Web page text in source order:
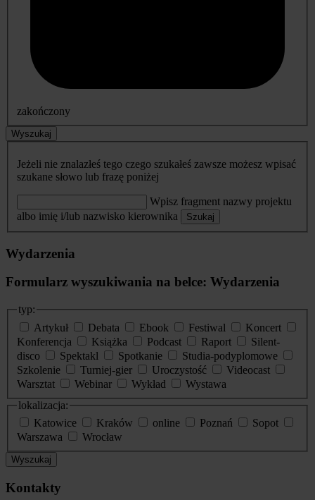
zakończony
Wyszukaj
Jeżeli nie znalazłeś tego czego szukałeś zawsze możesz wpisać
szukane słowo lub frazę poniżej
Wpisz fragment nazwy projektu
albo imię i/lub nazwisko kierownika
Szukaj
Wydarzenia
Formularz wyszukiwania na belce: Wydarzenia
typ:
Artykuł
Debata Ebook Festiwal
Koncert
Konferencja
Książka Podcast Raport
Silent-
disco
Spektakl Spotkanie
Studia-podyplomowe
Szkolenie
Turniej-gier Uroczystość
Videocast
Warsztat
Webinar Wykład
Wystawa
lokalizacja:
Katowice
Kraków online Poznań
Sopot
Warszawa
Wrocław
Wyszukaj
Kontakty